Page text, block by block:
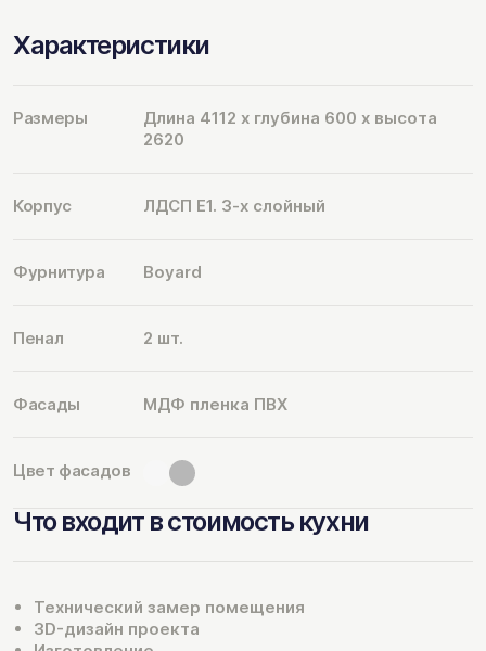
Характеристики
Размеры
Длина 4112 х глубина 600 х высота
2620
Корпус ЛДСП Е1. 3-х слойный
Фурнитура Boyard
Пенал 2 шт.
Фасады МДФ пленка ПВХ
Цвет фасадов
Что входит в стоимость кухни
Технический замер помещения
3D-дизайн проекта